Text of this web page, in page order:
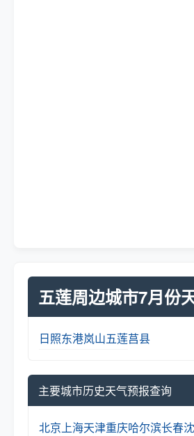
五莲周边城市7月份
日照东港岚山五莲莒县
主要城市历史天气预报查询
北京 上海天津重庆哈尔滨长春